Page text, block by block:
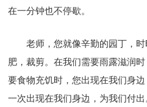
在一分钟也不停歇。
老师，您就像辛勤的园丁，
肥，裁剪。在我们需要雨露滋润
要食物充饥时，您出现在我们身
一次出现在我们身边，为我们付出